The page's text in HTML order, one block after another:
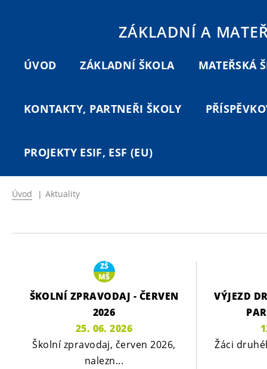
ZÁKLADNÍ A
ÚVOD ZÁKLADNÍ ŠKOLA MATEŘSKÁ
KONTAKTY, PARTNEŘI ŠKOLY
PROJEKTY ESIF, ESF (EU)
Úvod | Aktuality
ZŠ
MŠ
ŠKOLNÍ ZPRAVODAJ - ČERVEN
2026
25. 06. 2026
Školní zpravodaj, červen 2026,
nalezn...
VÝJEZD
Žáci